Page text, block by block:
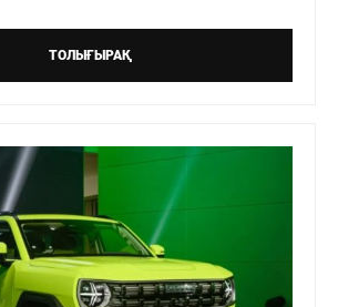
ТОЛЫҒЫРАҚ